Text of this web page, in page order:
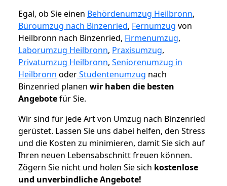
Egal, ob Sie einen Behördenumzug Heilbronn,
Büroumzug nach Binzenried, Fernumzug von
Heilbronn nach Binzenried, Firmenumzug,
Laborumzug Heilbronn, Praxisumzug,
Privatumzug Heilbronn, Seniorenumzug in
Heilbronn oderStudentenumzug nach
Binzenried planen wir haben die besten
Angebotefür Sie.
Wir sind für jede Art von Umzug nach Binzenried
gerüstet. Lassen Sie uns dabei helfen, den Stress
und die Kosten zu minimieren, damit Sie sich auf
Ihren neuen Lebensabschnitt freuen können.
Zögern Sie nicht und holen Sie sich kostenlose
und unverbindliche Angebote!